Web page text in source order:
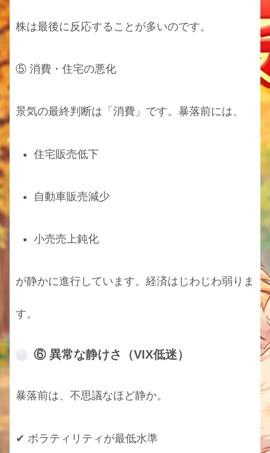
株は最後に反応することが多いのです。
⑤ 消費・住宅の悪化
景気の最終判断は「消費」です。暴落前には、
住宅販売低下
自動車販売減少
小売売上鈍化
が静かに進行しています。経済はじわじわ弱りま
す。
⑥ 異常な静けさ（VIX低迷）
暴落前は、不思議なほど静か。
✔ ボラティリティが最低水準